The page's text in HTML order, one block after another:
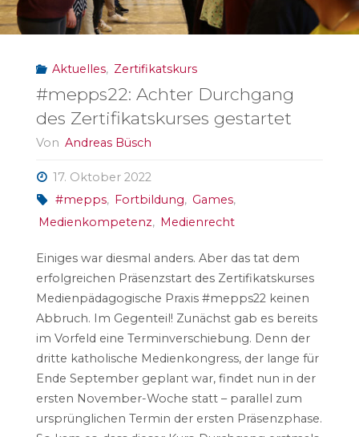
Aktuelles, Zertifikatskurs
#mepps22: Achter Durchgang
des Zertifikatskurses gestartet
Von Andreas Büsch
17. Oktober 2022
#mepps, Fortbildung, Games,
Medienkompetenz, Medienrecht
Einiges war diesmal anders. Aber das tat dem
erfolgreichen Präsenzstart des Zertifikatskurses
Medienpädagogische Praxis #mepps22 keinen
Abbruch. Im Gegenteil! Zunächst gab es bereits
im Vorfeld eine Terminverschiebung. Denn der
dritte katholische Medienkongress, der lange für
Ende September geplant war, findet nun in der
ersten November-Woche statt – parallel zum
ursprünglichen Termin der ersten Präsenzphase.